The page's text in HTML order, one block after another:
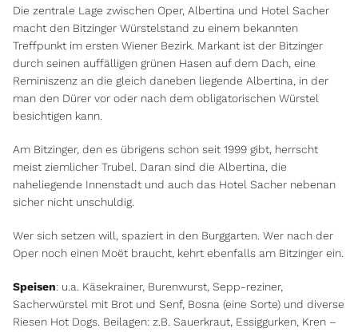
Die zentrale Lage zwischen Oper, Albertina und Hotel Sacher
macht den Bitzinger Würstelstand zu einem bekannten
Treffpunkt im ersten Wiener Bezirk. Markant ist der Bitzinger
durch seinen auffälligen grünen Hasen auf dem Dach, eine
Reminiszenz an die gleich daneben liegende Albertina, in der
man den Dürer vor oder nach dem obligatorischen Würstel
besichtigen kann.
Am Bitzinger, den es übrigens schon seit 1999 gibt, herrscht
meist ziemlicher Trubel. Daran sind die Albertina, die
naheliegende Innenstadt und auch das Hotel Sacher nebenan
sicher nicht unschuldig.
Wer sich setzen will, spaziert in den Burggarten. Wer nach der
Oper noch einen Moët braucht, kehrt ebenfalls am Bitzinger ein.
Speisen: u.a. Käsekrainer, Burenwurst, Sepp-reziner,
Sacherwürstel mit Brot und Senf, Bosna (eine Sorte) und diverse
Riesen Hot Dogs. Beilagen: z.B. Sauerkraut, Essiggurken, Kren –